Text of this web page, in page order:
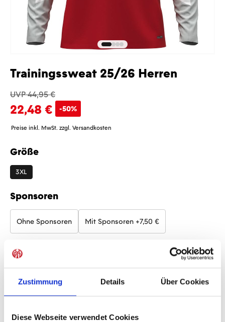
Zustimmung Details Über Cookies
Diese Webseite verwendet Cookies
Trainingssweat 25/26 Herren
UVP 44,95 €
22,48 € -50%
Preise inkl. MwSt. zzgl. Versandkosten
Größe
auswählen
3XL
Sponsoren
Ohne Sponsoren Mit Sponsoren +7,50 €
Produkt Anzahl: Gib den gewünschten
Anzahl